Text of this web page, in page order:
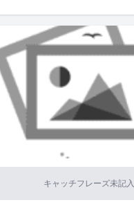
キャッチフレーズ未記入